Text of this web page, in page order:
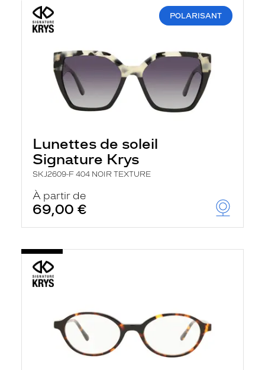
POLARISANT
Lunettes de soleil
Signature Krys
SKJ2609-F 404 NOIR TEXTURE
À partir de
69,00 €